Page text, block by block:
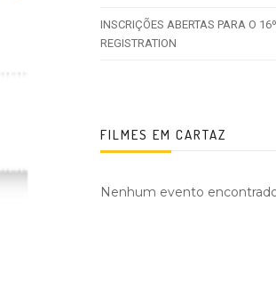
INSCRIÇÕES ABERTAS PARA O
REGISTRATION
FILMES EM CARTAZ
Nenhum evento